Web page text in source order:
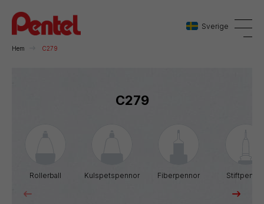
Sverige
Hem C279
C279
Rollerball Kulspetspennor Fiberpennor